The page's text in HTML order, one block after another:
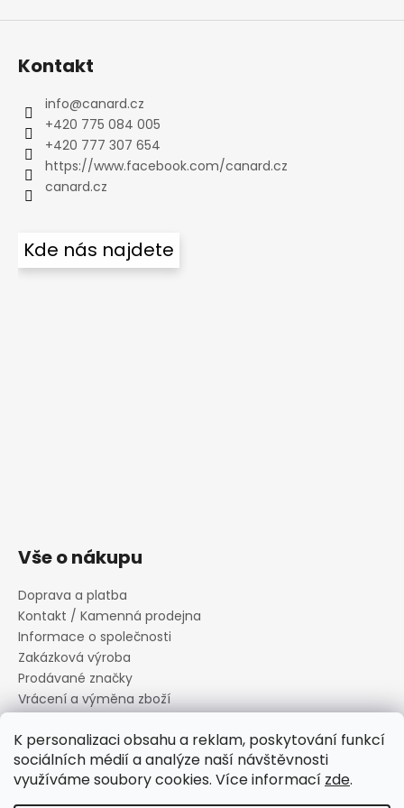
K personalizaci obsahu a reklam, poskytování funkcí
sociálních médií a analýze naší návštěvnosti
využíváme soubory cookies. Více informací zde.
Kontakt
info@canard.cz
+420 775 084 005
+420 777 307 654
https://www.facebook.com/canard.cz
canard.cz
Kde nás najdete
Vše o nákupu
Doprava a platba
Kontakt / Kamenná prodejna
Informace o společnosti
Zakázková výroba
Prodávané značky
Vrácení a výměna zboží
Informace o souborech cookies
Reklamační řád
Obchodní podmínky